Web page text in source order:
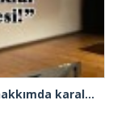
Şadi Yazıcı, “Silivri’den alınan talimatla hakkımda karalama kampanyası yürütülüyor”